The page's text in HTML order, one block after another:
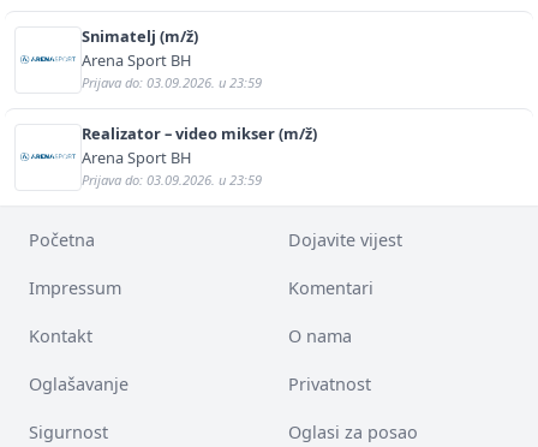
Snimatelj (m/ž)
Arena Sport BH
Prijava do: 03.09.2026. u 23:59
Realizator – video mikser (m/ž)
Arena Sport BH
Prijava do: 03.09.2026. u 23:59
Početna Dojavite vijest
Impressum Komentari
Kontakt O nama
Oglašavanje Privatnost
Sigurnost Oglasi za posao